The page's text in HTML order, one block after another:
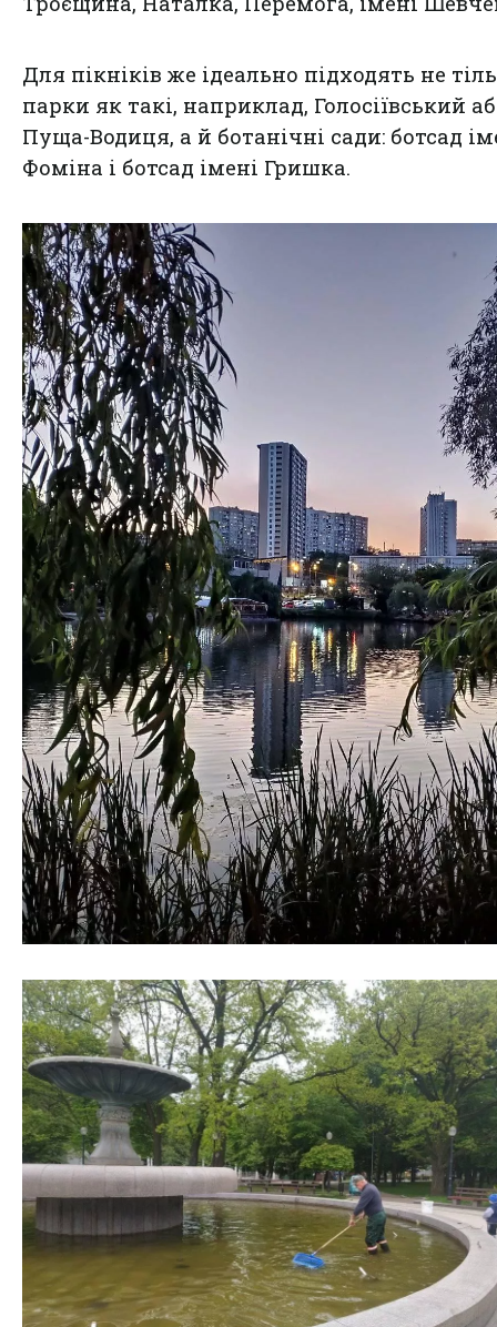
Для пікніків же ідеально підходять не
парки як такі, наприклад, Голосіївський
Пуща-Водиця, а й ботанічні сади: ботсад
Фоміна і ботсад імені Гришка.